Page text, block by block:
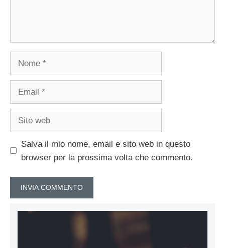
Salva il mio nome, email e sito web in questo
browser per la prossima volta che commento.